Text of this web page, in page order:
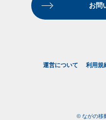
お問
運営について 利用規
© ながの移